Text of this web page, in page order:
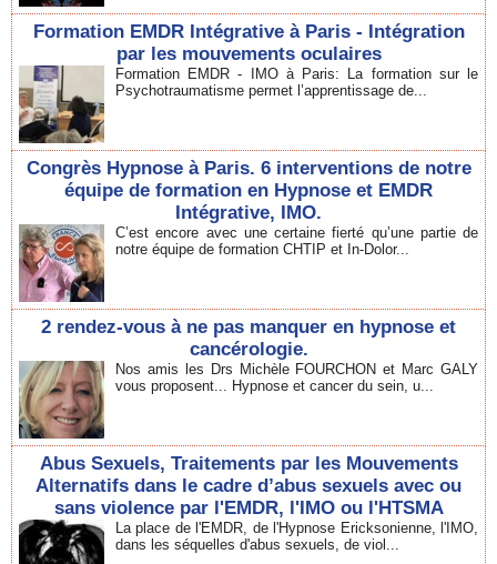
Formation EMDR Intégrative à Paris - Intégration
par les mouvements oculaires
Formation EMDR - IMO à Paris: La formation sur le
Psychotraumatisme permet l’apprentissage de...
Congrès Hypnose à Paris. 6 interventions de notre
équipe de formation en Hypnose et EMDR
Intégrative, IMO.
C’est encore avec une certaine fierté qu’une partie de
notre équipe de formation CHTIP et In-Dolor...
2 rendez-vous à ne pas manquer en hypnose et
cancérologie.
Nos amis les Drs Michèle FOURCHON et Marc GALY
vous proposent... Hypnose et cancer du sein, u...
Abus Sexuels, Traitements par les Mouvements
Alternatifs dans le cadre d’abus sexuels avec ou
sans violence par l'EMDR, l'IMO ou l'HTSMA
La place de l'EMDR, de l'Hypnose Ericksonienne, l'IMO,
dans les séquelles d'abus sexuels, de viol...